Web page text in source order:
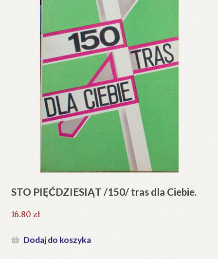
STO PIĘĆDZIESIĄT /150/ tras dla Ciebie.
16.80 zł
Dodaj do koszyka